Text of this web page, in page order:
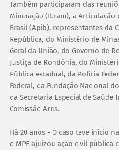
Também participaram das
Mineração (Ibram), a Articulação
Brasil (Apib), representantes da
República, do Ministério de
Geral da União, do Governo de
Justiça de Rondônia, do
Pública estadual, da Polícia
Federal, da Fundação Nacional
da Secretaria Especial de Saúde
Comissão Arns.
Há 20 anos - O caso teve início
o MPF ajuizou ação civil pública